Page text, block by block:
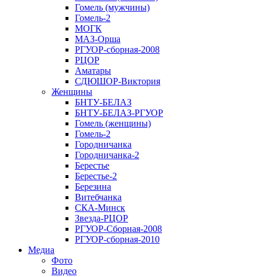
Гомель (мужчины)
Гомель-2
МОГК
МАЗ-Орша
РГУОР-сборная-2008
РЦОР
Аматары
СДЮШОР-Виктория
Женщины
БНТУ-БЕЛАЗ
БНТУ-БЕЛАЗ-РГУОР
Гомель (женщины)
Гомель-2
Городничанка
Городничанка-2
Берестье
Берестье-2
Березина
Витебчанка
СКА-Минск
Звезда-РЦОР
РГУОР-Сборная-2008
РГУОР-сборная-2010
Медиа
Фото
Видео